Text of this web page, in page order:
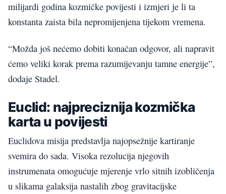
milijardi godina kozmičke povijesti i izmjeri je li ta
konstanta zaista bila nepromijenjena tijekom vremena.
“Možda još nećemo dobiti konačan odgovor, ali napravit
ćemo veliki korak prema razumijevanju tamne energije”,
dodaje Stadel.
Euclid: najpreciznija kozmička
karta u povijesti
Euclidova misija predstavlja najopsežnije kartiranje
svemira do sada. Visoka rezolucija njegovih
instrumenata omogućuje mjerenje vrlo sitnih izobličenja
u slikama galaksija nastalih zbog gravitacijske